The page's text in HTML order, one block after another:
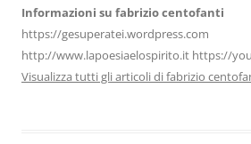
Informazioni su fabrizio centofanti
https://gesuperatei.wordpress.com
http://www.lapoesiaelospirito.it https://
Visualizza tutti gli articoli di fabrizio